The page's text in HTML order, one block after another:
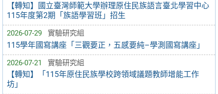
【轉知】國立臺灣師範大學辦理原住民族語言臺北學習中心
115年度第2期「族語學習班」招生
2026-07-29 實驗研究組
115學年國寫講座「三觀要正，五感要純–學測國寫講座」
2026-07-21 實驗研究組
【轉知】「115年原住民族學校跨領域議題教師增能工作
坊」